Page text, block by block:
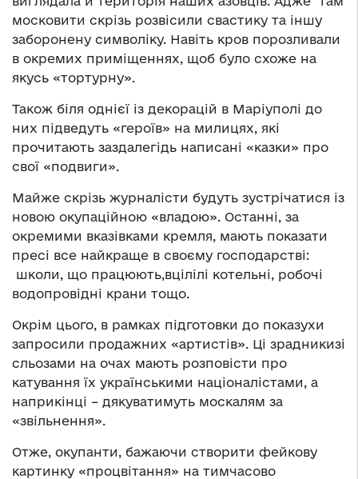
московити скрізь розвісили свастику та іншу
заборонену символіку. Навіть кров порозливали
в окремих приміщеннях, щоб було схоже на
якусь «тортурну».
Також біля однієї із декорацій в Маріуполі до
них підведуть «героїв» на милицях, які
прочитають заздалегідь написані «казки» про
свої «подвиги».
Майже скрізь журналісти будуть зустрічатися із
новою окупаційною «владою». Останні, за
окремими вказівками кремля, мають показати
пресі все найкраще в своєму господарстві:
школи, що працюють,вцілілі котельні, робочі
водопровідні крани тощо.
Окрім цього, в рамках підготовки до показухи
запросили продажних «артистів». Ці зрадникизі
сльозами на очах мають розповісти про
катування їх українськими націоналістами, а
наприкінці – дякуватимуть москалям за
«звільнення».
Отже, окупанти, бажаючи створити фейкову
картинку «процвітання» на тимчасово